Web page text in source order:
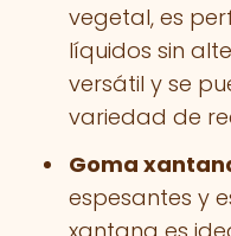
vegetal, es
líquidos sin
versátil y se
variedad de
Goma
espesantes y